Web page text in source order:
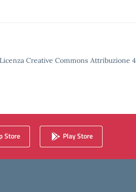
Creative Commons Attribuzione
Store Play Store